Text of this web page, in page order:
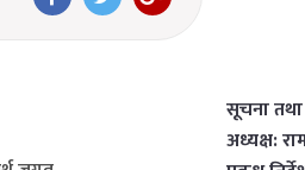
सूचना
अध्यक्ष: